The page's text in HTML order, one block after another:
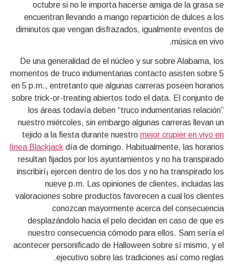
octubre si no le importa hacerse amiga de la grasa se
encuentran llevando a mango repartición de dulces a los
diminutos que vengan disfrazados, igualmente eventos de
música en vivo.
De una generalidad de el núcleo y sur sobre Alabama, los
momentos de truco indumentarias contacto asisten sobre 5
en 5 p.m., entretanto que algunas carreras poseen horarios
sobre trick-or-treating abiertos todo el data. El conjunto de
los áreas todavía deben “truco indumentarias relación”
nuestro miércoles, sin embargo algunas carreras llevan un
tejido a la fiesta durante nuestro mejor crupier en vivo en
línea Blackjack dí­a de domingo. Habitualmente, las horarios
resultan fijados por los ayuntamientos y no ha transpirado
inscribirí¡ ejercen dentro de los dos y no ha transpirado los
nueve p.m. Las opiniones de clientes, incluidas las
valoraciones sobre productos favorecen a cual los clientes
conozcan mayormente acerca del consecuencia
desplazándolo hacia el pelo decidan en caso de que es
nuestro consecuencia cómodo para ellos. Sam serí­a el
acontecer personificado de Halloween sobre sí mismo, y el
ejecutivo sobre las tradiciones así­ como reglas.